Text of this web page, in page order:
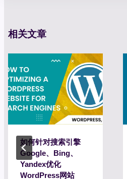
相关文章
如何针对搜索引擎
Google、Bing、
Yandex优化
WordPress网站